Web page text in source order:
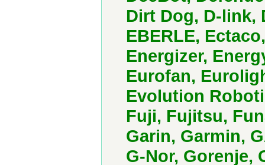
Dirt Dog, D-link,
EBERLE,
Energizer,
Eurofan,
Evolution
Fuji, Fujitsu,
Garin, Garmin,
G-Nor, Gorenje,